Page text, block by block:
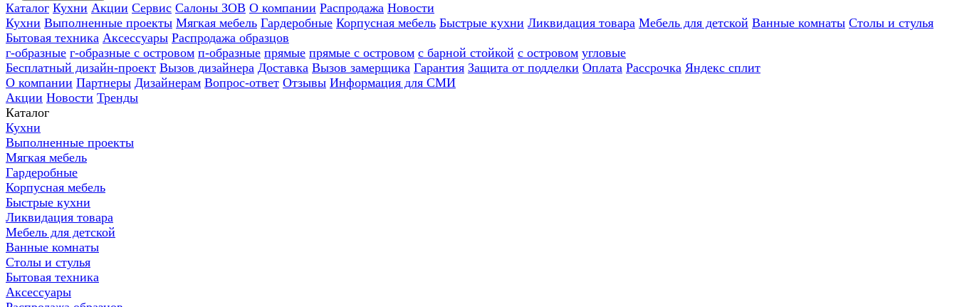
Каталог Кухни Акции Сервис Салоны ЗОВ О компании Распродажа Новости
Кухни Выполненные проекты Мягкая мебель Гардеробные Корпусная мебель Быстрые кухни Ликвидация товара Мебель для детской Ванные комнаты Столы и стулья
Бытовая техника Аксессуары Распродажа образцов
г-образные г-образные с островом п-образные прямые прямые с островом с барной стойкой с островом угловые
Бесплатный дизайн-проект Вызов дизайнера Доставка Вызов замерщика Гарантия Защита от подделки Оплата Рассрочка Яндекс сплит
О компании Партнеры Дизайнерам Вопрос-ответ Отзывы Информация для СМИ
Акции Новости Тренды
Каталог
Кухни
Выполненные проекты
Мягкая мебель
Гардеробные
Корпусная мебель
Быстрые кухни
Ликвидация товара
Мебель для детской
Ванные комнаты
Столы и стулья
Бытовая техника
Аксессуары